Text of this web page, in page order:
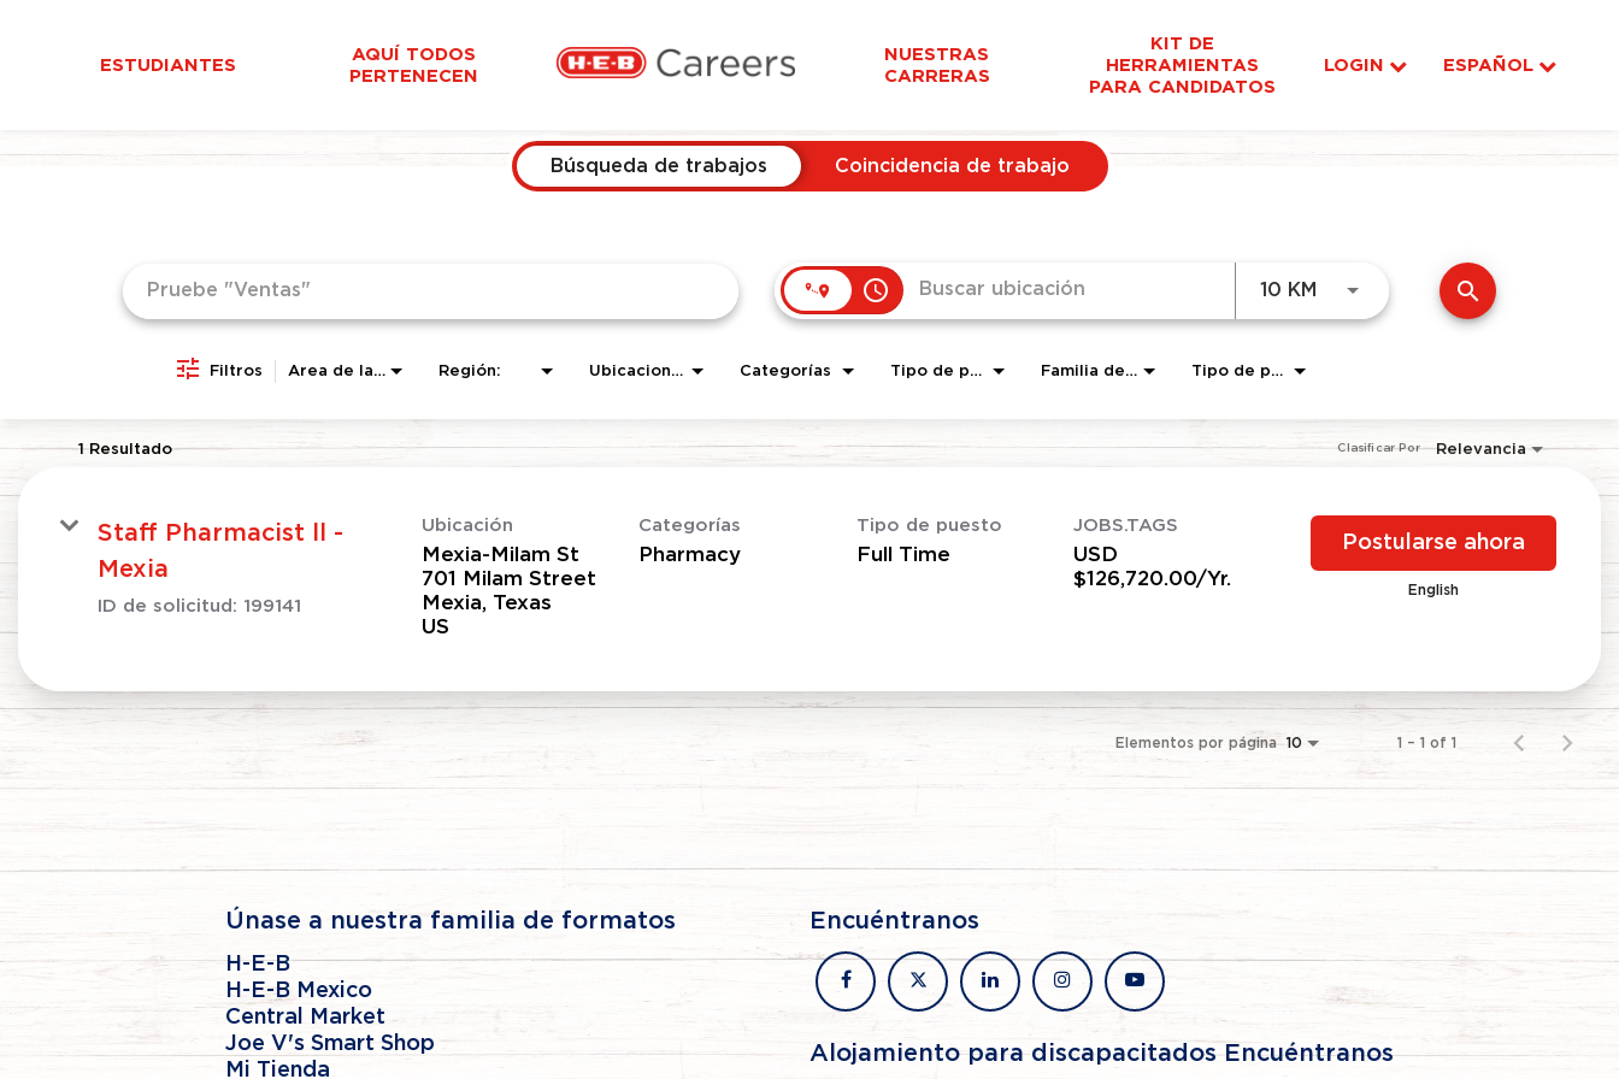
ESTUDIANTES
AQUÍ TODOS
PERTENECEN
NUESTRAS
CARRERAS
KIT DE
HERRAMIENTAS
PARA CANDIDATOS
LOGIN ESPAÑOL
Búsqueda de trabajos Coincidencia de trabajo
access_time 10 KM search
Filtros Área de la empresa Región: Ubicaciones Categorías Tipo de puesto Familia de Puestos Tipo de pago:
1 Resultado Relevancia
Clasificar Por
Staff Pharmacist ll -
Mexia
ID de solicitud: 199141
Ubicación
Mexia-Milam St
701 Milam Street
Mexia, Texas
Categorías
Pharmacy
Tipo de puesto
Full Time
JOBS.TAGS
USD
$126,720.00/Yr.
Postularse ahora
English
Elementos por página 10 1 – 1 of 1
Únase a nuestra familia de formatos
H-E-B
H-E-B Mexico
Central Market
Joe V's Smart Shop
Mi Tienda
Encuéntranos
facebook
x linkedininstagramyoutube
Alojamiento para discapacitados Encuéntranos